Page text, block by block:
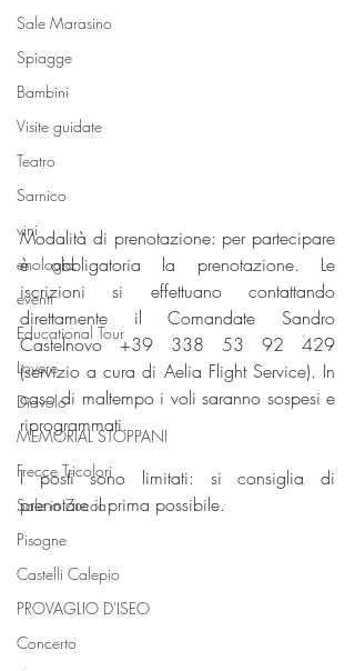
Sale Marasino
Spiagge
Bambini
Visite guidate
Teatro
Sarnico
vini
enologia
eventi
Educational Tour
Lovere
Diavolo
MEMORIAL STOPPANI
Frecce Tricolori
Sale in Zucca
Pisogne
Castelli Calepio
PROVAGLIO D'ISEO
Concerto
Modalità di prenotazione: per partecipare
è obbligatoria la prenotazione. Le
iscrizioni si effettuano contattando
direttamente il Comandate Sandro
Castelnovo +39 338 53 92 429
(servizio a cura di Aelia Flight Service). In
caso di maltempo i voli saranno sospesi e
riprogrammati.
I posti sono limitati: si consiglia di
prenotare il prima possibile.